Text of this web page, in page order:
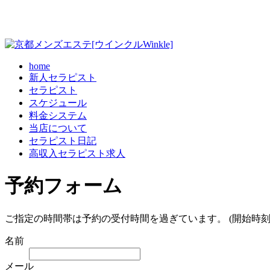
home
新人セラピスト
セラピスト
スケジュール
料金システム
当店について
セラピスト日記
高収入セラピスト求人
予約フォーム
ご指定の時間帯は予約の受付時間を過ぎています。 (開始時
名前
メール